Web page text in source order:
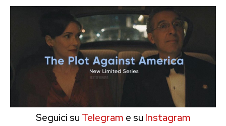
Seguici su Telegram e su Instagram